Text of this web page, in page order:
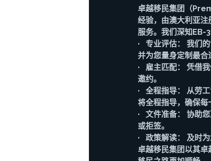
卓越移民集团（
经验，由澳大利亚
服务。我们深知EB-
· 专业评估：
我们
并为您量身定制最合
· 雇主匹配：
凭借
邀约。
· 全程指导：
从劳
将全程指导，确保每
· 文件准备：
协助
或拒签。
· 政策解读：
及时
卓越移民集团以其